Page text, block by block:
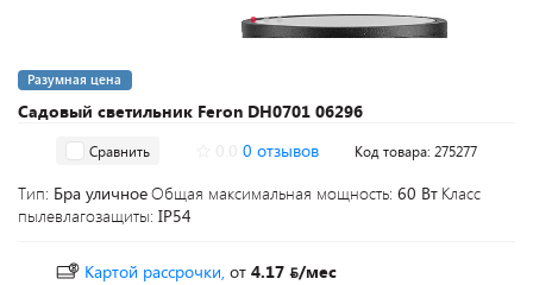
Садовый светильник Feron DH0701 06296
Разумная цена
Сравнить 0 отзывов Код товара: 275277
Тип: Бра уличноеОбщая максимальная мощность: 60 Вт Класс
пылевлагозащиты: IP54
Картой рассрочки, от 4.17
/мес